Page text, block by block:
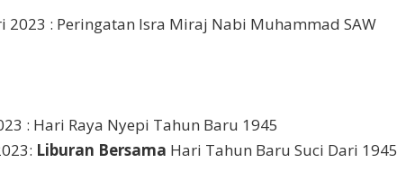
2023 : Peringatan Isra Miraj Nabi Muhammad SAW
: Hari Raya Nyepi Tahun Baru 1945
Liburan Bersama Hari Tahun Baru Suci Dari 1945